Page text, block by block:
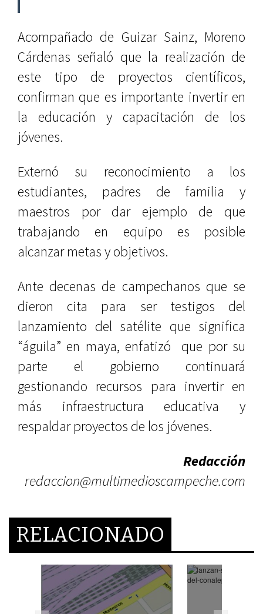
Acompañado de Guizar Sainz, Moreno
Cárdenas señaló que la realización de
este tipo de proyectos científicos,
confirman que es importante invertir en
la educación y capacitación de los
jóvenes.
Externó su reconocimiento a los
estudiantes, padres de familia y
maestros por dar ejemplo de que
trabajando en equipo es posible
alcanzar metas y objetivos.
Ante decenas de campechanos que se
dieron cita para ser testigos del
lanzamiento del satélite que significa
“águila” en maya, enfatizó que por su
parte el gobierno continuará
gestionando recursos para invertir en
más infraestructura educativa y
respaldar proyectos de los jóvenes.
Redacción
redaccion@multimedioscampeche.com
RELACIONADO